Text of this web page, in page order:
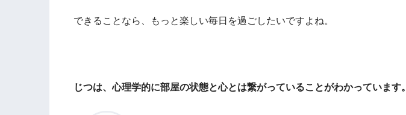
できることなら、もっと楽しい毎日を過ごしたいですよね。
じつは、心理学的に部屋の状態と心とは繋がっていることがわかっています。